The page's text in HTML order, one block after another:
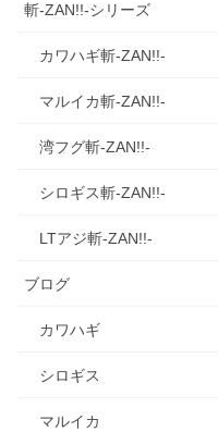
斬‐ZAN!!‐シリーズ
カワハギ斬‐ZAN!!‐
マルイカ斬‐ZAN!!‐
湾フグ斬‐ZAN!!‐
シロギス斬‐ZAN!!‐
LTアジ斬‐ZAN!!‐
ブログ
カワハギ
シロギス
マルイカ